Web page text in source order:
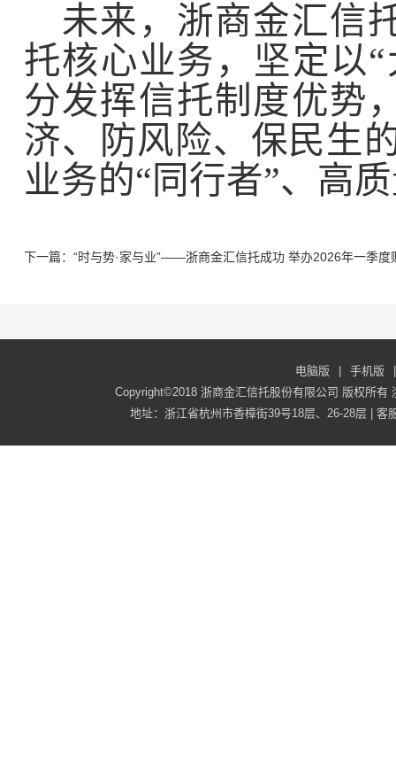
未来，浙商金汇信
托核心业务，坚定以
分发挥信托制度优势
济、防风险、保民生
业务的“同行者”、高
下一篇：“时与势·家与业”——浙商金汇信托成功 举办2026年一季度
电脑版 手机版
Copyright©2018 浙商金汇信托股份有限公司 版权所有
地址：浙江省杭州市香樟街39号18层、26-28层 |